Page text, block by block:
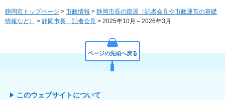
静岡市トップページ > 市政情報 > 静岡市長の部屋（記者会見や市政運営の基礎
情報など）
> 静岡市長 記者会見 > 2025年10月～2026年3月
ページの先頭へ戻る
このウェブサイトについて